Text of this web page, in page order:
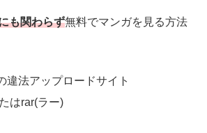
も関わらず無料でマンガを見る方法
違法アップロードサイト
はrar(ラー)